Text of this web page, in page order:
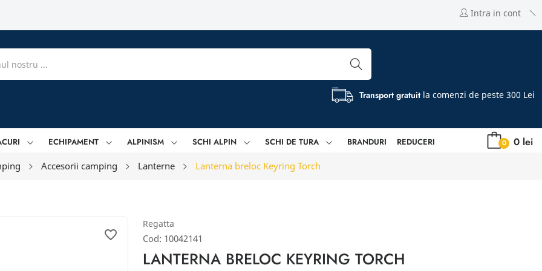
Intra in cont
Transport gratuit la comenzi de peste 300 Lei
ECHIPAMENT ALPINISM SCHI ALPIN SCHI DE TURA BRANDURI REDUCERI 0 lei
0
Accesorii camping Lanterne Lanterna breloc Keyring Torch
favorite_border
Regatta
Cod: 10042141
LANTERNA BRELOC KEYRING TORCH